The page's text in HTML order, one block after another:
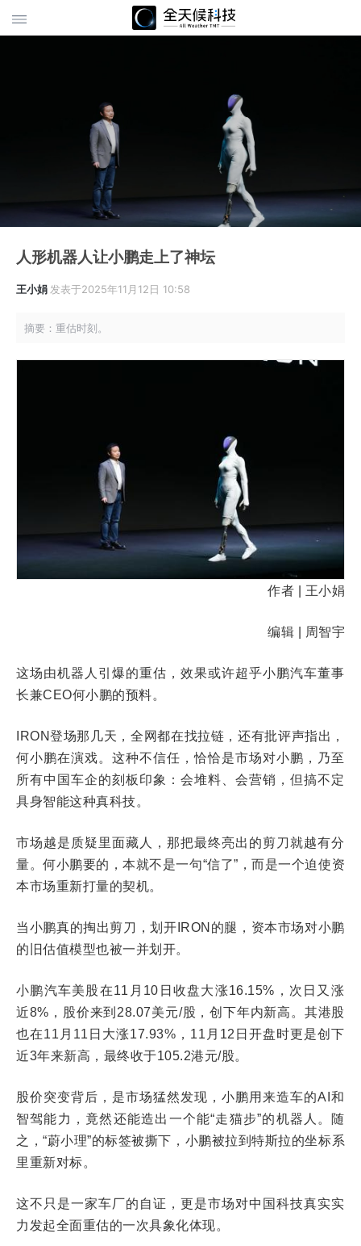
人形机器人让小鹏走上了神坛
王小娟发表于2025年11月12日 10:58
摘要：重估时刻。
作者 | 王小娟
编辑 | 周智宇
这场由机器人引爆的重估，效果或许超乎小鹏汽车董事
长兼CEO何小鹏的预料。
IRON登场那几天，全网都在找拉链，还有批评声指出，
何小鹏在演戏。这种不信任，恰恰是市场对小鹏，乃至
所有中国车企的刻板印象：会堆料、会营销，但搞不定
具身智能这种真科技。
市场越是质疑里面藏人，那把最终亮出的剪刀就越有分
量。何小鹏要的，本就不是一句“信了”，而是一个迫使资
本市场重新打量的契机。
当小鹏真的掏出剪刀，划开IRON的腿，资本市场对小鹏
的旧估值模型也被一并划开。
小鹏汽车美股在11月10日收盘大涨16.15%，次日又涨
近8%，股价来到28.07美元/股，创下年内新高。其港股
也在11月11日大涨17.93%，11月12日开盘时更是创下
近3年来新高，最终收于105.2港元/股。
股价突变背后，是市场猛然发现，小鹏用来造车的AI和
智驾能力，竟然还能造出一个能“走猫步”的机器人。随
之，“蔚小理”的标签被撕下，小鹏被拉到特斯拉的坐标系
里重新对标。
这不只是一家车厂的自证，更是市场对中国科技真实实
力发起全面重估的一次具象化体现。